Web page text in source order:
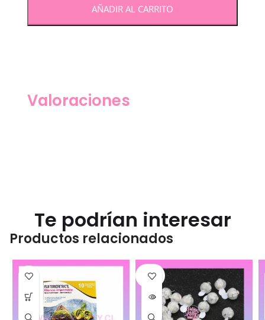
AÑADIR AL CARRITO
Valoraciones
Te podrían interesar
Productos relacionados
SOLD
OUT